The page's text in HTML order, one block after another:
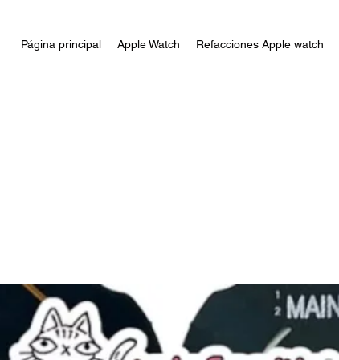
Página principal Apple Watch Refacciones Apple watch